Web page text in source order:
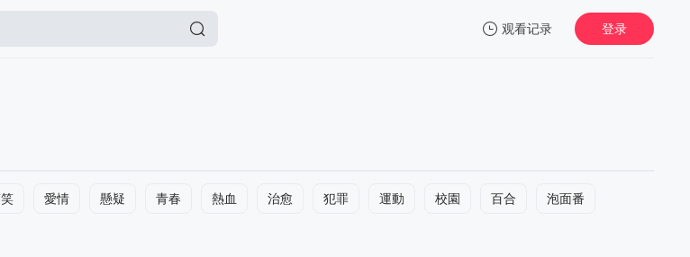
观看记录 登录
愛情 懸疑 青春 熱血 治愈 犯罪 運動 校園 百合 泡面番